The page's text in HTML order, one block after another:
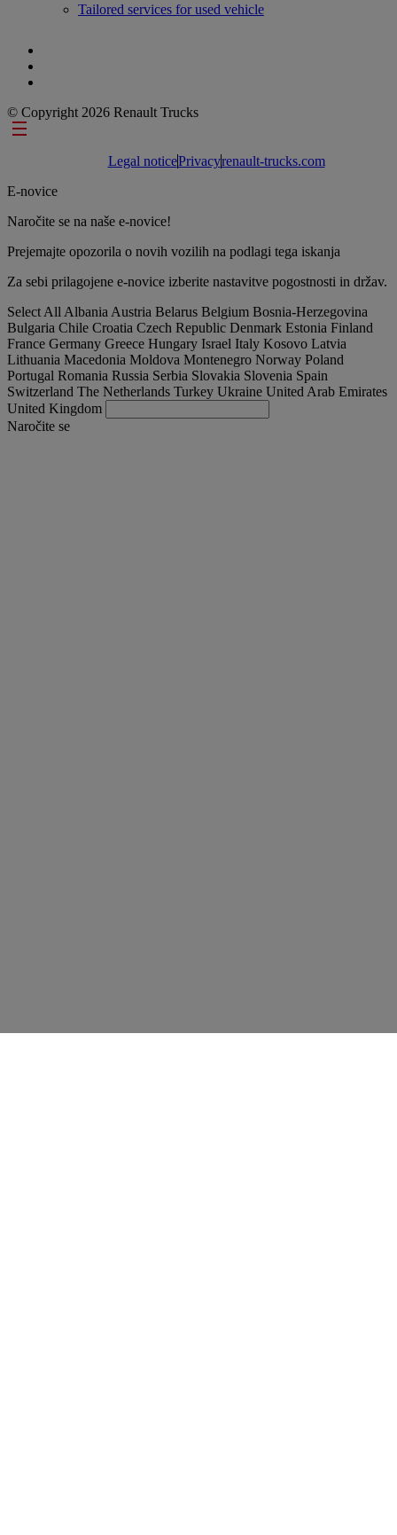
Tailored services for used vehicle
© Copyright 2026 Renault Trucks
Footer links
Legal noticePrivacyrenault-trucks.com
E-novice
Naročite se na naše e-novice!
Prejemajte opozorila o novih vozilih na podlagi tega iskanja
Za sebi prilagojene e-novice izberite nastavitve pogostnosti in držav.
Select All Albania Austria Belarus Belgium Bosnia-Herzegovina
Bulgaria Chile Croatia Czech Republic Denmark Estonia Finland
France Germany Greece Hungary Israel Italy Kosovo Latvia
Lithuania Macedonia Moldova Montenegro Norway Poland
Portugal Romania Russia Serbia Slovakia Slovenia Spain
Switzerland The Netherlands Turkey Ukraine United Arab Emirates
United Kingdom
Naročite se